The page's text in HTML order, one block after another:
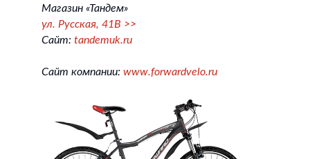
Магазин «Тандем»
ул. Русская, 41В >>
Сайт: tandemuk.ru
Сайт компании: www.forwardvelo.ru